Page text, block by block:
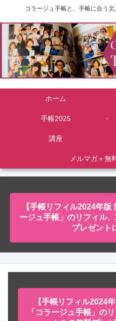
コラージュ手帳と、手帳に合う文
ホーム
手帳2025
講座
メルマガ＋無
【手帳リフィル2024年
ージュ手帳」のリフィル
プレゼント
【手帳リフィル2024
「コラージュ手帳」の